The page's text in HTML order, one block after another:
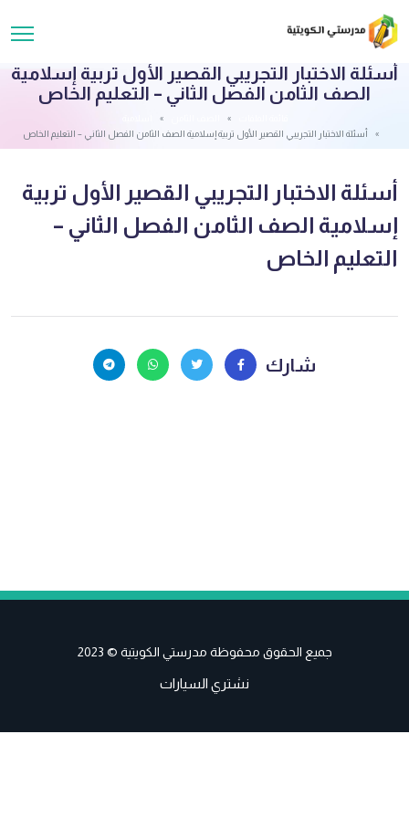
أسئلة الاختبار التجريبي القصير الأول تربية إسلامية
الصف الثامن الفصل الثاني – التعليم الخاص
أسئلة الاختبار التجريبي القصير الأول تربية إسلامية الصف الثامن الفصل الثاني – التعليم الخاص
أسئلة الاختبار التجريبي القصير الأول تربية
إسلامية الصف الثامن الفصل الثاني –
التعليم الخاص
شارك
جميع الحقوق محفوظة مدرستي الكويتية © 2023
نشتري السيارات